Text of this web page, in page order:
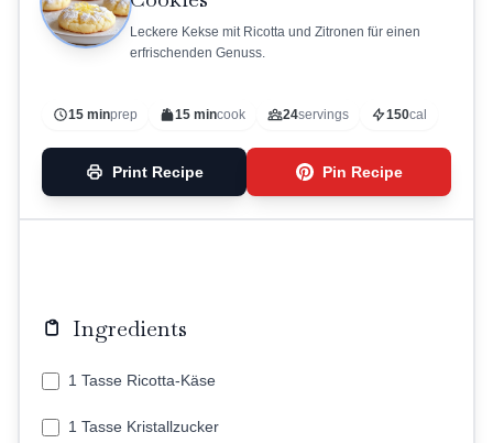
Leckere Kekse mit Ricotta und Zitronen für einen
erfrischenden Genuss.
15 minprep 15 mincook 24servings 150cal
Print Recipe Pin Recipe
Ingredients
1 Tasse Ricotta-Käse
1 Tasse Kristallzucker